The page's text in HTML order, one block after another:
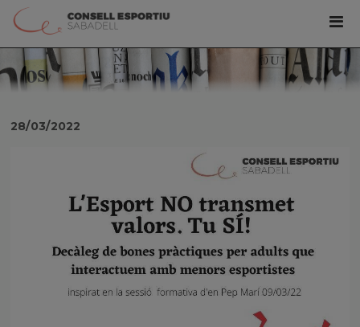
28/03/2022